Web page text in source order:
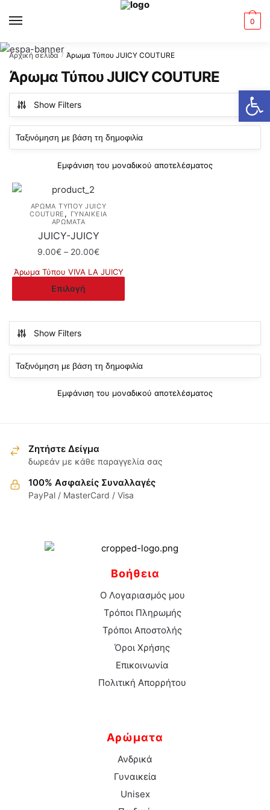
Ανοίξτε τη γραμμή εργαλείων
0
Αρχική σελίδα / Άρωμα Τύπου JUICY COUTURE
Άρωμα Τύπου JUICY COUTURE
Show Filters
Εμφάνιση του μοναδικού αποτελέσματος
ΆΡΩΜΑ ΤΎΠΟΥ JUICY
COUTURE , ΓΥΝΑΙΚΕΙΑ
ΑΡΩΜΑΤΑ
JUICY-JUICY
9.00€ – 20.00€Price
9.00€
20.00€
Άρωμα Τύπου VIVA LA JUICY
Επιλογή
Αυτό
το
έχει
πολλαπλές
παραλλαγές.
Οι
μπορούν
στη
σελίδα
προϊόντος
Show Filters
Εμφάνιση του μοναδικού αποτελέσματος
Ζητήστε Δείγμα
δωρεάν με κάθε παραγγελία σας
100% Ασφαλείς Συναλλαγές
PayPal / MasterCard / Visa
Βοήθεια
Ο Λογαριασμός μου
Τρόποι Πληρωμής
Τρόποι Αποστολής
Όροι Χρήσης
Επικοινωνία
Πολιτική Απορρήτου
Αρώματα
Ανδρικά
Γυναικεία
Unisex